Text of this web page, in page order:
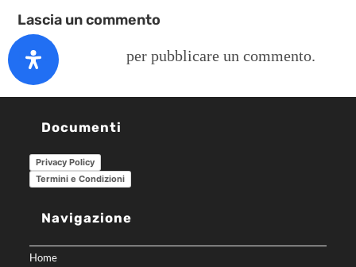
Lascia un commento
Devi connetterti per pubblicare un commento.
Documenti
Privacy Policy
Termini e Condizioni
Navigazione
Home